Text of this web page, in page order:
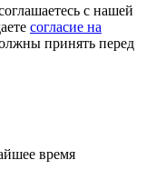
с нашей
согласие на
принять перед
время